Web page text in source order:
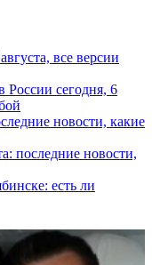
все версии
России сегодня, 6
новости, какие
последние новости,
есть ли